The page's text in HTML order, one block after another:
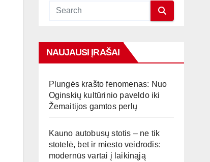
NAUJAUSI ĮRAŠAI
Plungės krašto fenomenas: Nuo
Oginskių kultūrinio paveldo iki
Žemaitijos gamtos perlų
Kauno autobusų stotis – ne tik
stotelė, bet ir miesto veidrodis:
modernūs vartai į laikinąją